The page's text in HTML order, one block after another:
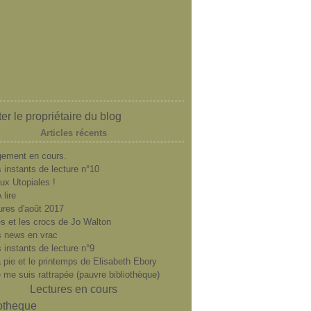
le propriétaire du blog
Articles récents
en cours.
instants de lecture n°10
Utopiales !
lire
d'août 2017
et les crocs de Jo Walton
news en vrac
instants de lecture n°9
pie et le printemps de Elisabeth Ebory
me suis rattrapée (pauvre bibliothèque)
Lectures en cours